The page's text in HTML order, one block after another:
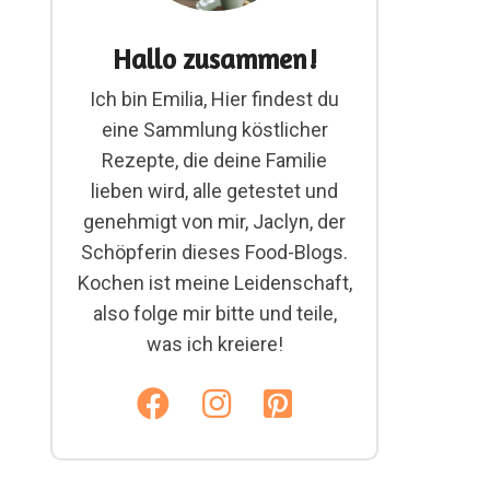
Hallo zusammen!
Ich bin Emilia, Hier findest du
eine Sammlung köstlicher
Rezepte, die deine Familie
lieben wird, alle getestet und
genehmigt von mir, Jaclyn, der
Schöpferin dieses Food-Blogs.
Kochen ist meine Leidenschaft,
also folge mir bitte und teile,
was ich kreiere!